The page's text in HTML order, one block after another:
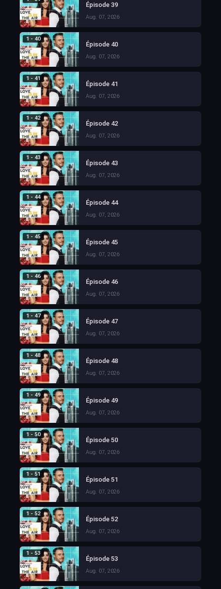
Épisode 39
Aug. 07, 2026
1 - 40
Épisode 40
Aug. 07, 2026
1 - 41
Épisode 41
Aug. 07, 2026
1 - 42
Épisode 42
Aug. 07, 2026
1 - 43
Épisode 43
Aug. 07, 2026
1 - 44
Épisode 44
Aug. 07, 2026
1 - 45
Épisode 45
Aug. 07, 2026
1 - 46
Épisode 46
Aug. 07, 2026
1 - 47
Épisode 47
Aug. 07, 2026
1 - 48
Épisode 48
Aug. 07, 2026
1 - 49
Épisode 49
Aug. 07, 2026
1 - 50
Épisode 50
Aug. 07, 2026
1 - 51
Épisode 51
Aug. 07, 2026
1 - 52
Épisode 52
Aug. 07, 2026
1 - 53
Épisode 53
Aug. 07, 2026